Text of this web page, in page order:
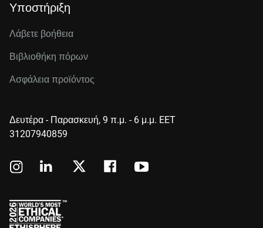
Υποστήριξη
Λάβετε βοήθεια
Βιβλιοθήκη πόρων
Ασφάλεια προϊόντος
Δευτέρα - Παρασκευή, 9 π.μ. - 6 μ.μ. EET
31207940859